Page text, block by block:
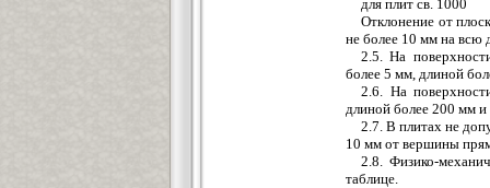
для плит св. 1000
Отклонение от
не более 10 мм на всю
2.5. На
более 5 мм, длиной
2.6. На
длиной более 200 мм
2.7. В плитах не
10 мм от вершины
2.8. Физико-
таблице.